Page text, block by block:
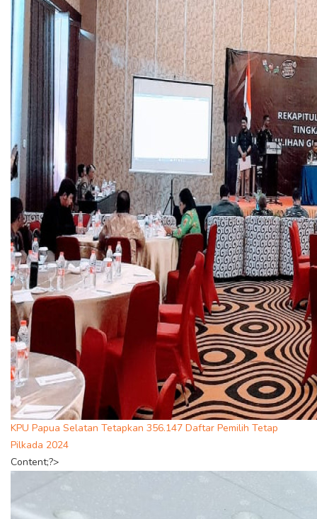
KPU Papua Selatan Tetapkan 356.147 Daftar Pemilih Tetap
Pilkada 2024
Content;?>